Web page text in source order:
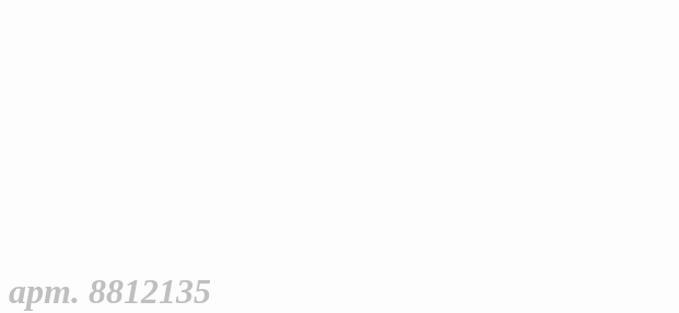
арт. 8812135